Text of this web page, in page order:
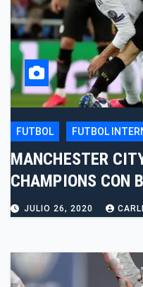
FUTBOL FUTBOL
MANCHESTER
CHAMPIONS CON
JULIO 26, 2020